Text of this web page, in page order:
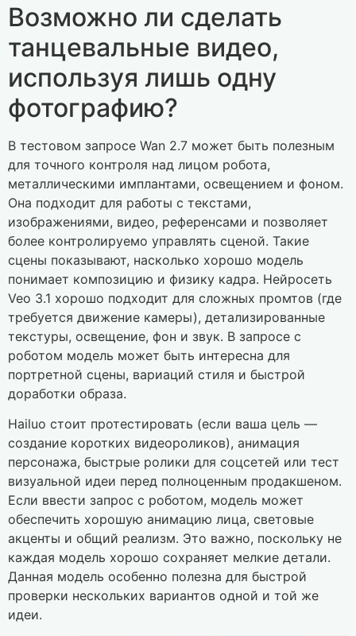
Возможно ли сделать
танцевальные видео,
используя лишь одну
фотографию?
В тестовом запросе Wan 2.7 может быть полезным
для точного контроля над лицом робота,
металлическими имплантами, освещением и фоном.
Она подходит для работы с текстами,
изображениями, видео, референсами и позволяет
более контролируемо управлять сценой. Такие
сцены показывают, насколько хорошо модель
понимает композицию и физику кадра. Нейросеть
Veo 3.1 хорошо подходит для сложных промтов (где
требуется движение камеры), детализированные
текстуры, освещение, фон и звук. В запросе с
роботом модель может быть интересна для
портретной сцены, вариаций стиля и быстрой
доработки образа.
Hailuo стоит протестировать (если ваша цель —
создание коротких видеороликов), анимация
персонажа, быстрые ролики для соцсетей или тест
визуальной идеи перед полноценным продакшеном.
Если ввести запрос с роботом, модель может
обеспечить хорошую анимацию лица, световые
акценты и общий реализм. Это важно, поскольку не
каждая модель хорошо сохраняет мелкие детали.
Данная модель особенно полезна для быстрой
проверки нескольких вариантов одной и той же
идеи.